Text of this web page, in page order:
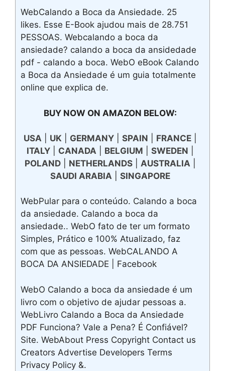
WebCalando a Boca da Ansiedade. 25
likes. Esse E-Book ajudou mais de 28.751
PESSOAS. Webcalando a boca da
ansiedade? calando a boca da ansidedade
pdf - calando a boca. WebO eBook Calando
a Boca da Ansiedade é um guia totalmente
online que explica de.
BUY NOW ON AMAZON BELOW:
USA UK GERMANY| SPAIN FRANCE|
ITALY| CANADA BELGIUM SWEDEN
POLAND| NETHERLANDS| AUSTRALIA
SAUDI ARABIA
SINGAPORE
WebPular para o conteúdo. Calando a boca
da ansiedade. Calando a boca da
ansiedade.. WebO fato de ter um formato
Simples, Prático e 100% Atualizado, faz
com que as pessoas. WebCALANDO A
BOCA DA ANSIEDADE | Facebook
WebO Calando a boca da ansiedade é um
livro com o objetivo de ajudar pessoas a.
WebLivro Calando a Boca da Ansiedade
PDF Funciona? Vale a Pena? É Confiável?
Site. WebAbout Press Copyright Contact us
Creators Advertise Developers Terms
Privacy Policy &.